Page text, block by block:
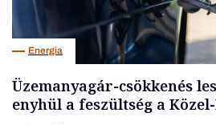
Energia
Üzemanyagár-csökkenés
enyhül a feszültség a